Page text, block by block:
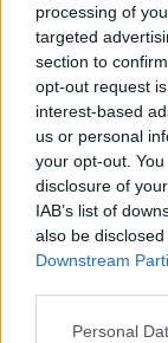
processing of
targeted
section to
opt-out request
interest-based
us or personal
your opt-out.
disclosure of
IAB’s list of
also be
Downstream
Please note that
Personal
Tensões
jogo
Rafael Oliveira · 4 ago